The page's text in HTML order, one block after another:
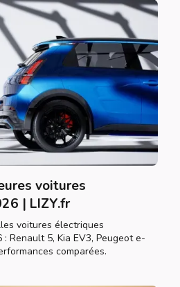
voitures
| LIZY.fr
voitures électriques
Renault 5, Kia EV3, Peugeot e-
comparées.